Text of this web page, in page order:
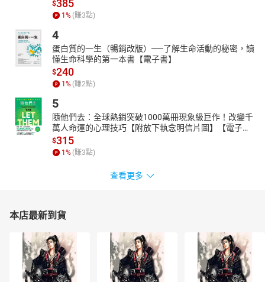
$385
1 % (賺3點)
4
蛋白質的一生（暢銷改版）──了解生命活動的秘密，讀
懂生命科學的第一本書【電子書】
$240
1 % (賺2點)
5
隨他們去：全球熱銷突破1000萬冊現象級巨作！改變千
萬人命運的心理技巧【附放下執念明信片圖】【電子
書】
$315
1 % (賺3點)
查看更多
本店最新到貨